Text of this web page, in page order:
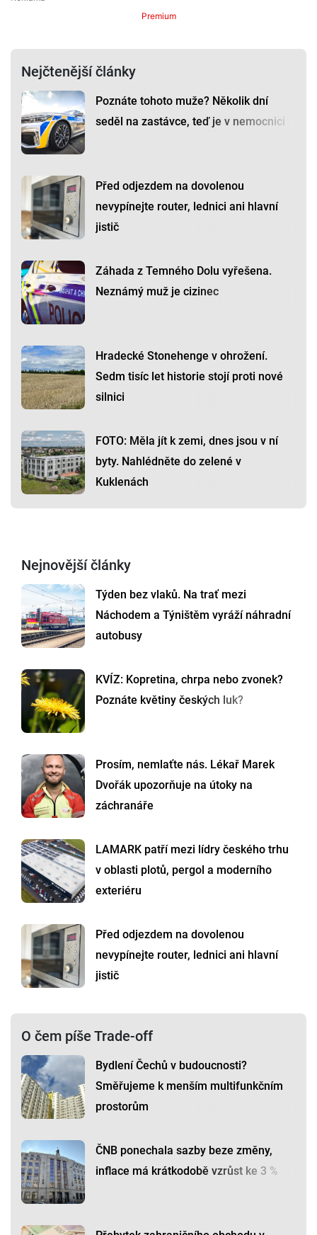
Premium
Nejčtenější články
Poznáte tohoto muže? Několik dní
seděl na zastávce, teď je v nemocnici
Před odjezdem na dovolenou
nevypínejte router, lednici ani hlavní
jistič
Záhada z Temného Dolu vyřešena.
Neznámý muž je cizinec
Hradecké Stonehenge v ohrožení.
Sedm tisíc let historie stojí proti nové
silnici
FOTO: Měla jít k zemi, dnes jsou v ní
byty. Nahlédněte do zelené v
Kuklenách
Nejnovější články
Týden bez vlaků. Na trať mezi
Náchodem a Týništěm vyráží náhradní
autobusy
KVÍZ: Kopretina, chrpa nebo zvonek?
Poznáte květiny českých luk?
Prosím, nemlaťte nás. Lékař Marek
Dvořák upozorňuje na útoky na
záchranáře
LAMARK patří mezi lídry českého trhu
v oblasti plotů, pergol a moderního
exteriéru
Před odjezdem na dovolenou
nevypínejte router, lednici ani hlavní
jistič
O čem píše Trade-off
Bydlení Čechů v budoucnosti?
Směřujeme k menším multifunkčním
prostorům
ČNB ponechala sazby beze změny,
inflace má krátkodobě vzrůst ke 3 %